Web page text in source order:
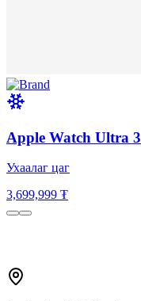
Apple Watch Ultra 3
Ухаалаг цаг
3,699,999 ₮